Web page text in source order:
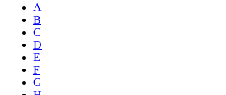
A
B
C
D
E
F
G